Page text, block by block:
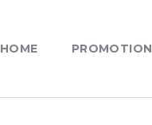
HOME PROMOTION